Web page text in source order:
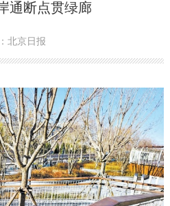
构职能 政策服务
策解读 回应关切
通断点贯绿廊
北京日报